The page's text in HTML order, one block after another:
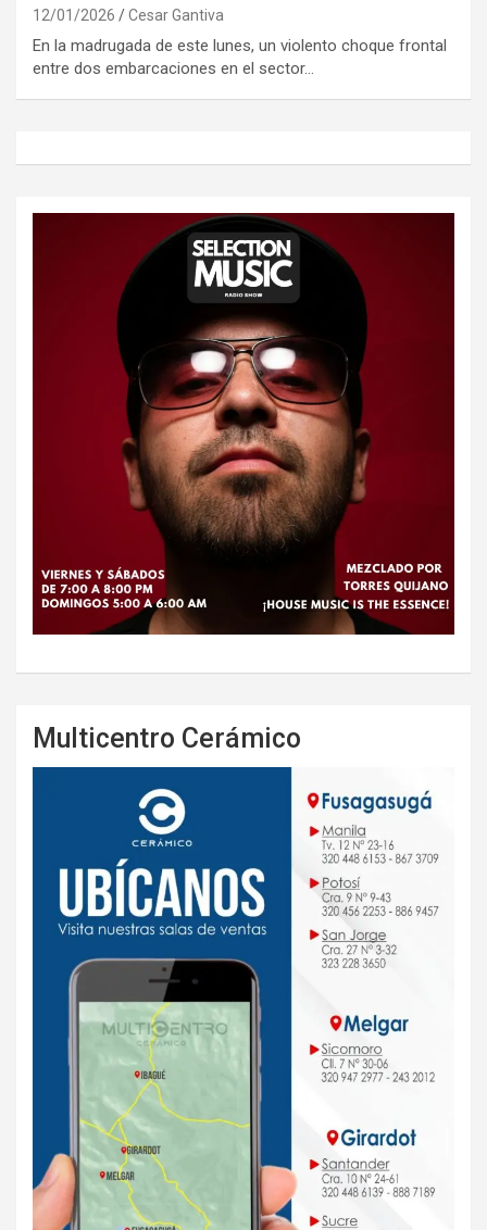
12/01/2026 Cesar Gantiva
En la madrugada de este lunes, un violento choque frontal
entre dos embarcaciones en el sector…
Multicentro Cerámico